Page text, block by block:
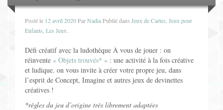
Posté le 12 avril 2020ParNadiaPublié dans Jeux de Cartes Jeux pour
Enfants Les Jeux
Défi créatif avec la ludothèque À vous de jouer : on
réinvente « Objets trouvés* » : une activité à la fois créative
et ludique. on vous invite à créer votre propre jeu, dans
l’esprit de Concept, Imagine et autres jeux de devinettes
créatives !
*règles du jeu d’origine très librement adaptées